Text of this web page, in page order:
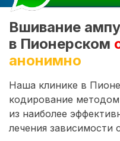
Вшивание
в Пионерском
анонимно
Наша клинике в
кодирование
из наиболее
лечения зависимости